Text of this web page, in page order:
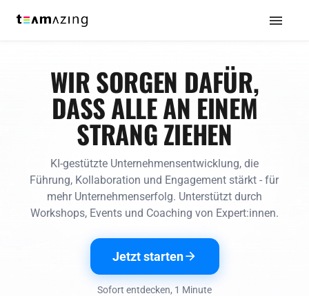
WIR SORGEN DAFÜR,
DASS ALLE AN EINEM
STRANG ZIEHEN
KI-gestützte Unternehmensentwicklung, die
Führung, Kollaboration und Engagement stärkt - für
mehr Unternehmenserfolg. Unterstützt durch
Workshops, Events und Coaching von Expert:innen.
Jetzt starten
Sofort entdecken, 1 Minute